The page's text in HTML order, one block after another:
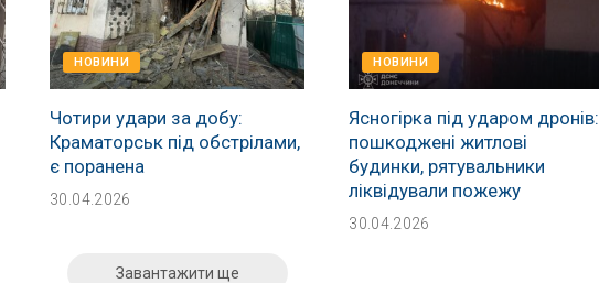
НОВИНИ
Чотири удари за добу:
Краматорськ під обстрілами,
є поранена
30.04.2026
НОВИНИ
Ясногірка під ударом дронів:
пошкоджені житлові
будинки, рятувальники
ліквідували пожежу
30.04.2026
Завантажити ще